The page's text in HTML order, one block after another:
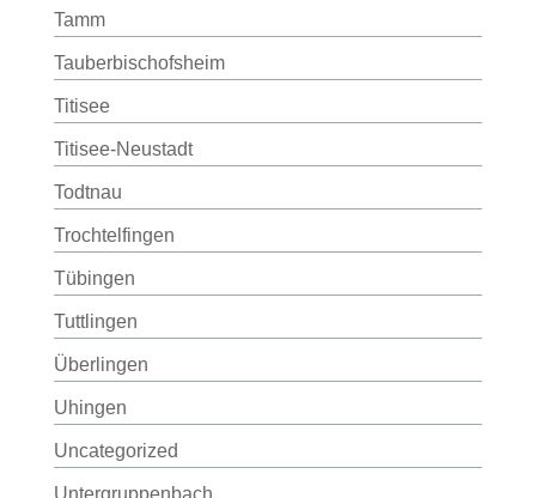
Tamm
Tauberbischofsheim
Titisee
Titisee-Neustadt
Todtnau
Trochtelfingen
Tübingen
Tuttlingen
Überlingen
Uhingen
Uncategorized
Untergruppenbach